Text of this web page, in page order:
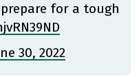
for a tough
30, 2022